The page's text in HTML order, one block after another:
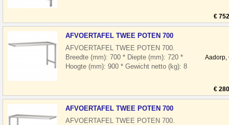
€
AFVOERTAFEL TWEE POTEN 700
AFVOERTAFEL TWEE POTEN 700.
Breedte (mm): 700 * Diepte (mm): 720 *
Hoogte (mm): 900 * Gewicht netto (kg): 8
Aadorp,
€
AFVOERTAFEL TWEE POTEN 700
AFVOERTAFEL TWEE POTEN 700.